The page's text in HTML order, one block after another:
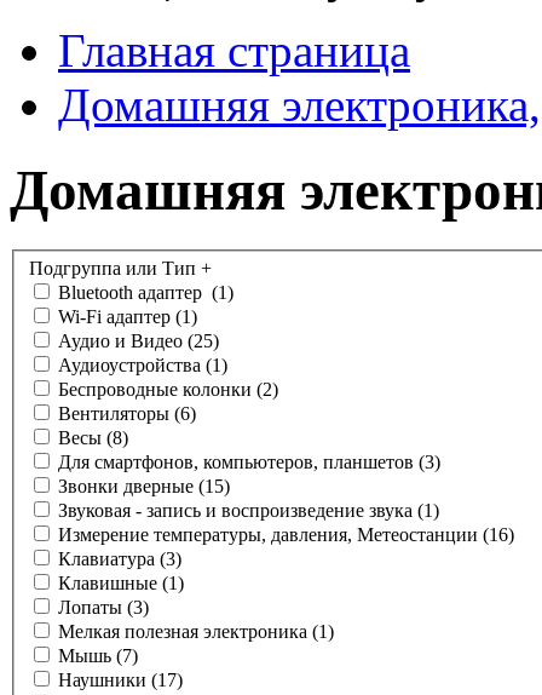
Главная страница
Домашняя
Домашняя
Подгруппа или Тип +
Bluetooth адаптер (1)
Wi-Fi адаптер (1)
Аудио и Видео (25)
Аудиоустройства (1)
Беспроводные колонки (2)
Вентиляторы (6)
Весы (8)
Для смартфонов, компьютеров, планшетов (3)
Звонки дверные (15)
Звуковая - запись и воспроизведение звука (1)
Измерение температуры, давления, Метеостанции (16)
Клавиатура (3)
Клавишные (1)
Лопаты (3)
Мелкая полезная электроника (1)
Мышь (7)
Наушники (17)